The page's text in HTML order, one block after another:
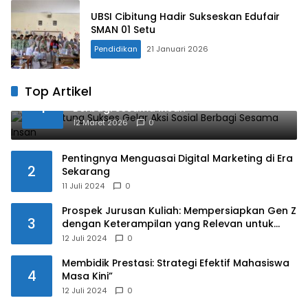
UBSI Cibitung Hadir Sukseskan Edufair
SMAN 01 Setu
Pendidikan 21 Januari 2026
Top Artikel
1
UBSI Cibitung Sukses Gelar Aksi Sosial
Berbagi Sesama Insan
12 Maret 2026 0
2
Pentingnya Menguasai Digital Marketing di Era
Sekarang
11 Juli 2024 0
3
Prospek Jurusan Kuliah: Mempersiapkan Gen Z
dengan Keterampilan yang Relevan untuk
Masa Depan
12 Juli 2024 0
4
Membidik Prestasi: Strategi Efektif Mahasiswa
Masa Kini”
12 Juli 2024 0